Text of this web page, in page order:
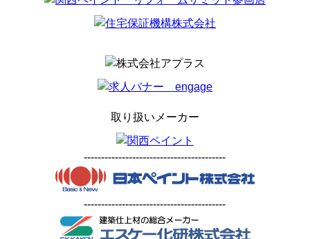
取り扱いメーカー
-----------------------------------------
-----------------------------------------